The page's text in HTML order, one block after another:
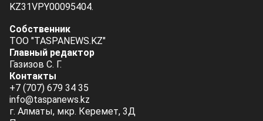
KZ31VPY00095404.
Собственник
ТОО "TASPANEWS.KZ"
Главный редактор
Газизов С. Г.
Контакты
+7 (707) 679 34 35
info@taspanews.kz
г. Алматы, мкр. Керемет, 3Д